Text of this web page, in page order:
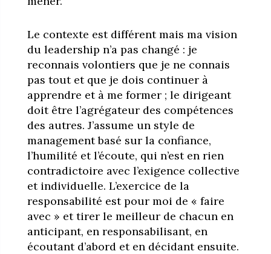
Le contexte est différent mais ma vision
du leadership n’a pas changé : je
reconnais volontiers que je ne connais
pas tout et que je dois continuer à
apprendre et à me former ; le dirigeant
doit être l’agrégateur des compétences
des autres. J’assume un style de
management basé sur la confiance,
l’humilité et l’écoute, qui n’est en rien
contradictoire avec l’exigence collective
et individuelle. L’exercice de la
responsabilité est pour moi de « faire
avec » et tirer le meilleur de chacun en
anticipant, en responsabilisant, en
écoutant d’abord et en décidant ensuite.